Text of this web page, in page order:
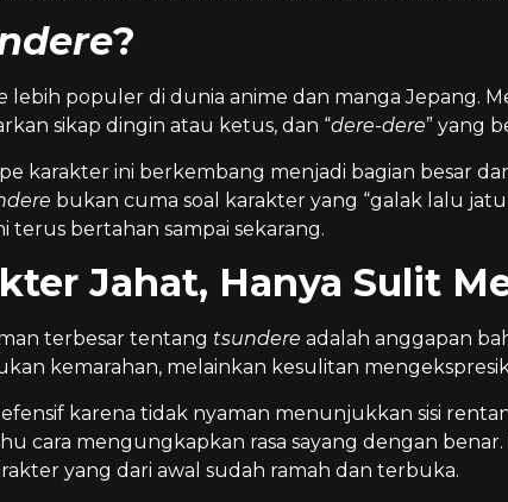
?
lebih populer di dunia anime dan manga Jepang.
sikap dingin atau ketus, dan “dere-dere” yang
karakter ini berkembang menjadi bagian besar
bukan cuma soal karakter yang “galak lalu
terus bertahan sampai sekarang.
Jahat, Hanya Sulit
terbesar tentang tsundere adalah anggapan
kemarahan, melainkan kesulitan
karena tidak nyaman menunjukkan sisi
cara mengungkapkan rasa sayang dengan
yang dari awal sudah ramah dan terbuka.